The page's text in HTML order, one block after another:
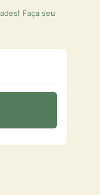
Faça seu